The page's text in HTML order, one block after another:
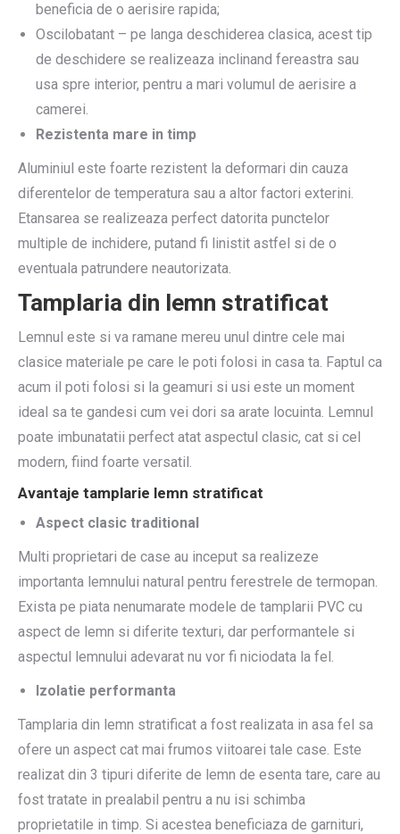
beneficia de o aerisire rapida;
Oscilobatant – pe langa deschiderea clasica, acest tip
de deschidere se realizeaza inclinand fereastra sau
usa spre interior, pentru a mari volumul de aerisire a
camerei.
Rezistenta mare in timp
Aluminiul este foarte rezistent la deformari din cauza
diferentelor de temperatura sau a altor factori exterini.
Etansarea se realizeaza perfect datorita punctelor
multiple de inchidere, putand fi linistit astfel si de o
eventuala patrundere neautorizata.
Tamplaria din lemn stratificat
Lemnul este si va ramane mereu unul dintre cele mai
clasice materiale pe care le poti folosi in casa ta. Faptul ca
acum il poti folosi si la geamuri si usi este un moment
ideal sa te gandesi cum vei dori sa arate locuinta. Lemnul
poate imbunatatii perfect atat aspectul clasic, cat si cel
modern, fiind foarte versatil.
Avantaje tamplarie lemn stratificat
Aspect clasic traditional
Multi proprietari de case au inceput sa realizeze
importanta lemnului natural pentru ferestrele de termopan.
Exista pe piata nenumarate modele de tamplarii PVC cu
aspect de lemn si diferite texturi, dar performantele si
aspectul lemnului adevarat nu vor fi niciodata la fel.
Izolatie performanta
Tamplaria din lemn stratificat a fost realizata in asa fel sa
ofere un aspect cat mai frumos viitoarei tale case. Este
realizat din 3 tipuri diferite de lemn de esenta tare, care au
fost tratate in prealabil pentru a nu isi schimba
proprietatile in timp. Si acestea beneficiaza de garnituri,